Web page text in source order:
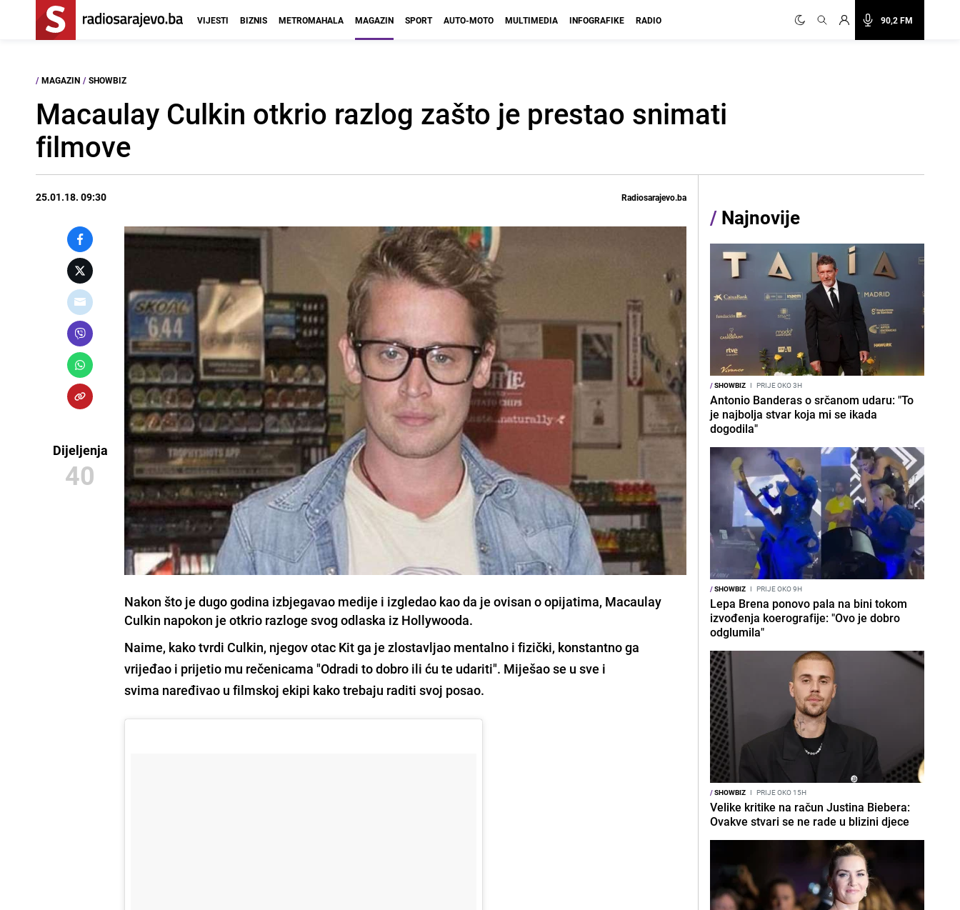
90,2 FM
VIJESTI BIZNIS METROMAHALA MAGAZIN SPORT AUTO-MOTO MULTIMEDIA INFOGRAFIKE RADIO
/ MAGAZIN / SHOWBIZ
Macaulay Culkin otkrio razlog zašto je prestao snimati
filmove
25.01.18. 09:30 Radiosarajevo.ba
Dijeljenja
40
Nakon što je dugo godina izbjegavao medije i izgledao kao da je ovisan o opijatima, Macaulay
Culkin napokon je otkrio razloge svog odlaska iz Hollywooda.
Naime, kako tvrdi Culkin, njegov otac Kit ga je zlostavljao mentalno i fizički, konstantno ga
vrijeđao i prijetio mu rečenicama"Odradi to dobro ili ću te udariti". Miješao se u sve i
svima naređivao u filmskoj ekipi kako trebaju raditi svoj posao.
/ Najnovije
/SHOWBIZ I PRIJE OKO 3H
Antonio Banderas o srčanom udaru: "To
je najbolja stvar koja mi se ikada
dogodila"
/SHOWBIZ I PRIJE OKO 9H
Lepa Brena ponovo pala na bini tokom
izvođenja koerografije: "Ovo je dobro
odglumila"
/SHOWBIZ I PRIJE OKO 15H
Velike kritike na račun Justina Biebera:
Ovakve stvari se ne rade u blizini djece